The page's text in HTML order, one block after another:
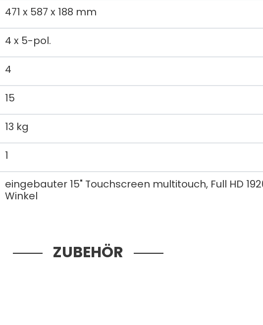
471 x 587 x 188 mm
4 x 5-pol.
4
15
13 kg
1
eingebauter 15" Touchscreen multitouch, Full HD
Winkel
ZUBEHÖR